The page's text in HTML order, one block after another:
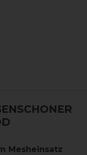
Mesheinsatz